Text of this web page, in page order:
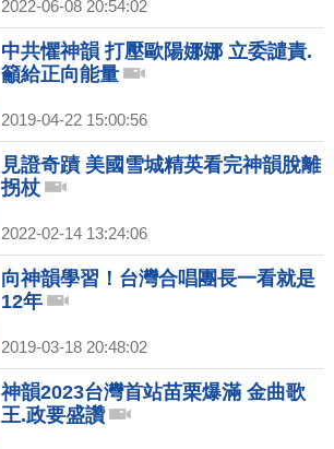
2022-06-08 20:54:02
中共懼神韻 打壓歐陽娜娜 立委譴責.
籲給正向能量
2019-04-22 15:00:56
見證奇蹟 美國雪城精英看完神韻脫離
拐杖
2022-02-14 13:24:06
向神韻學習！台灣合唱團長一看就是
12年
2019-03-18 20:48:02
神韻2023台灣首站苗栗爆滿 金曲歌
王.政要盛讚